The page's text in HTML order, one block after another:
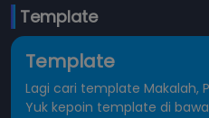
Template
Template
Lagi cari template Makalah,
Yuk kepoin template di